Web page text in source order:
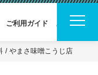
ご利用ガイド よくある質問
やまさ味噌こうじ店